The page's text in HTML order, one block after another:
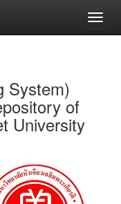
System)
of
University